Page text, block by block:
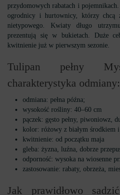
przydomowych rabatach i
ogrodnicy i hurtownicy, którzy chcą
nietypowego. Kwiaty długo
prezentują się w bukietach. Duże
kwitnienie już w pierwszym sezonie.
Tulipan pełny
charakterystyka odmiany:
odmiana: pełna późna;
wysokość rośliny: 40–60 cm
pączek: gęsto pełny, piwoniowz,
kolor: różowy z białym
kwitnienie: od początku maja
gleba: żyzna, luźna, dobrze
odporność: wysoka na wiosenne
zastosowanie: rabaty, obrzeża,
Jak prawidłowo